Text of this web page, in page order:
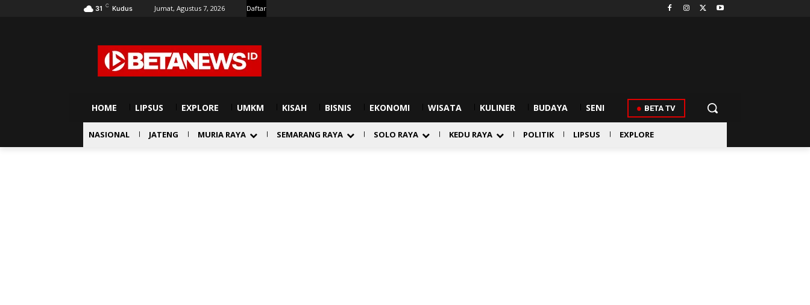
31 C Kudus Jumat, Agustus 7, 2026 Daftar
HOME LIPSUS EXPLORE UMKM KISAH BISNIS EKONOMI WISATA KULINER BUDAYA SENI BETA TV
NASIONAL JATENG MURIA RAYA SEMARANG RAYA SOLO RAYA KEDU RAYA POLITIK LIPSUS EXPLORE